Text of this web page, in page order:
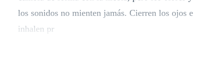
los sonidos no mienten jamás. Cierren los ojos e
inhalen pr